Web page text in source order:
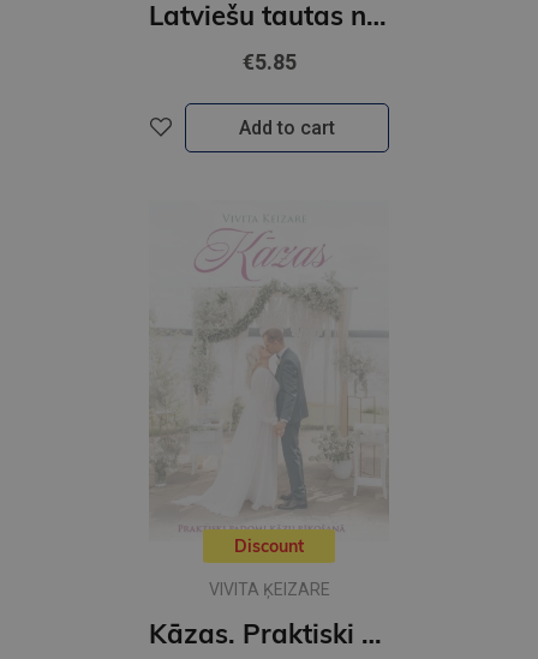
Latviešu tautas neratnās anekdotes
€5.85
Add to cart
Discount
VIVITA ĶEIZARE
Kāzas. Praktiski padomi kāzu rīkošanā